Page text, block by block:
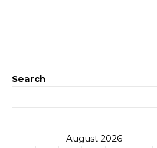
Search
August 2026